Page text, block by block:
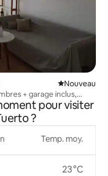
Nouvel
Nouveau
+ garage inclus,
pour visiter
?
Temp. moy.
23 °C